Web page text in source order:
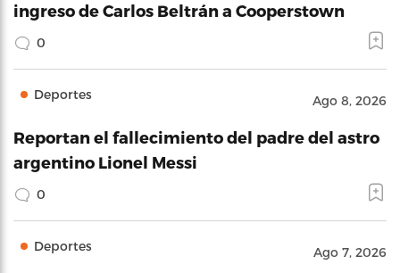
ingreso de Carlos Beltrán a Cooperstown
0
Deportes Ago 8, 2026
Reportan el fallecimiento del padre del astro
argentino Lionel Messi
0
Deportes Ago 7, 2026